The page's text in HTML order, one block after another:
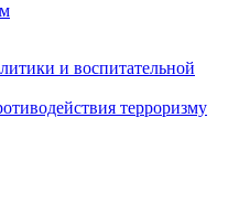
и воспитательной
терроризму